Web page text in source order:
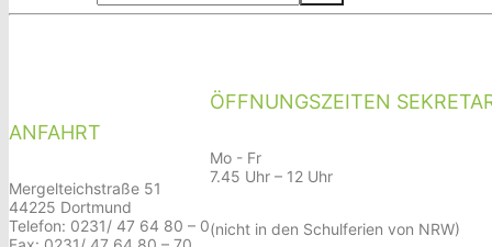
ANFAHRT
Mergelteichstraße 51
44225 Dortmund
Telefon: 0231/ 47 64 80 – 0
ÖFFNUNGSZEITEN
Mo - Fr
7.45 Uhr – 12 Uhr
(nicht in den Schulferien von NRW)